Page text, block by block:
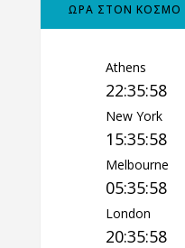
ΩΡΑ ΣΤΟΝ ΚΟΣΜΟ
Athens
22:35:59
New York
15:35:59
Melbourne
05:35:59
London
20:35:59